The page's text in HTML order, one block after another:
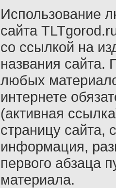
Использование
сайта
со ссылкой на
названия сайта.
любых
интернете
(активная
страницу сайта,
информация,
первого абзаца
материала.